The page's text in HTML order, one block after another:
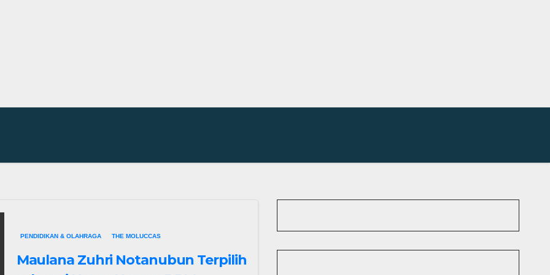
PENDIDIKAN & OLAHRAGA THE MOLUCCAS
Maulana Zuhri Notanubun Terpilih